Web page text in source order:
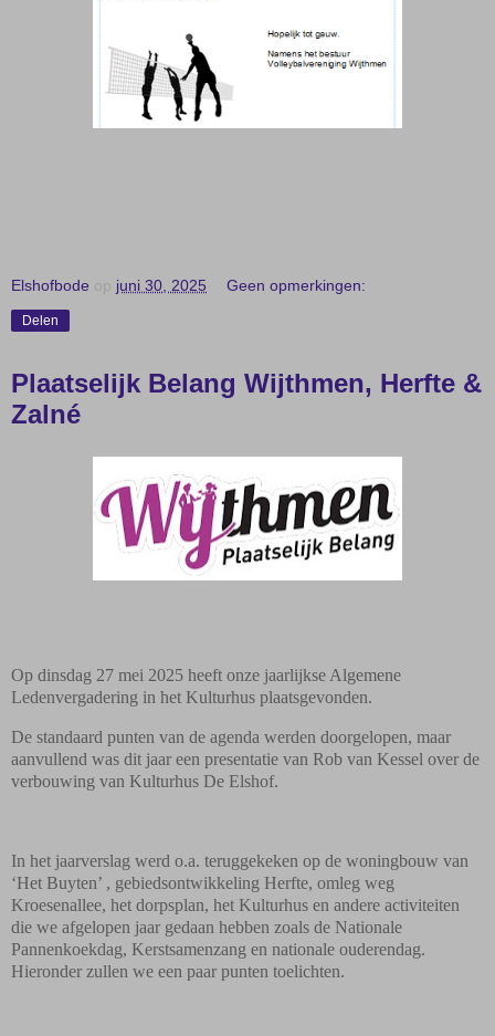
Elshofbode op juni 30, 2025 Geen opmerkingen:
Delen
Plaatselijk Belang Wijthmen, Herfte &
Zalné
Op dinsdag 27 mei 2025 heeft onze jaarlijkse Algemene
Ledenvergadering in het Kulturhus plaatsgevonden.
De standaard punten van de agenda werden doorgelopen, maar
aanvullend was dit jaar een presentatie van Rob van Kessel over de
verbouwing van Kulturhus De Elshof.
In het jaarverslag werd o.a. teruggekeken op de woningbouw van
‘Het Buyten’ , gebiedsontwikkeling Herfte, omleg weg
Kroesenallee, het dorpsplan, het Kulturhus en andere activiteiten
die we afgelopen jaar gedaan hebben zoals de Nationale
Pannenkoekdag, Kerstsamenzang en nationale ouderendag.
Hieronder zullen we een paar punten toelichten.